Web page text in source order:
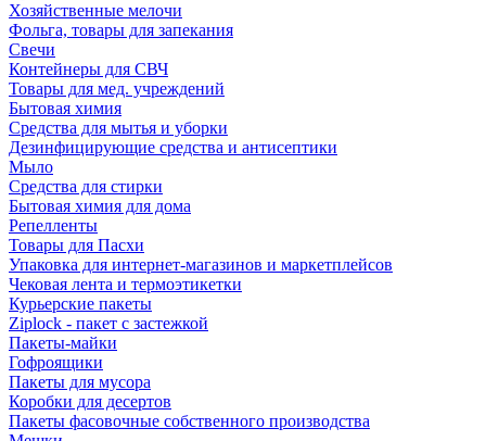
Хозяйственные мелочи
Фольга, товары для запекания
Свечи
Контейнеры для СВЧ
Товары для мед. учреждений
Бытовая химия
Средства для мытья и уборки
Дезинфицирующие средства и антисептики
Мыло
Средства для стирки
Бытовая химия для дома
Репелленты
Товары для Пасхи
Упаковка для интернет-магазинов и маркетплейсов
Чековая лента и термоэтикетки
Курьерские пакеты
Ziplock - пакет с застежкой
Пакеты-майки
Гофроящики
Пакеты для мусора
Коробки для десертов
Пакеты фасовочные собственного производства